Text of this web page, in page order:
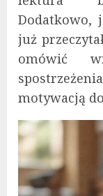
Dodatkowo,
już
omówić
motywacją